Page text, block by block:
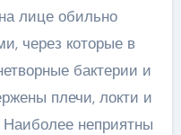
лице обильно
через которые в
бактерии и
плечи, локти и
неприятны